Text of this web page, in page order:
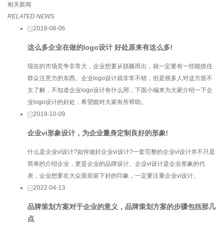
相关新闻
RELATED NEWS
2019-08-06
这么多企业在做的logo设计 好处原来有这么多!
现在的市场竞争非常大，企业想要从脱颖而出，就一定要有一些能抓住
群众注意力的东西。企业logo设计就非常不错，但是很多人对这方面不
太了解，不知道企业logo设计有什么用，下面小编来为大家介绍一下企
业logo设计的好处，希望能对大家有所帮助。
2019-10-09
企业vi形象设计，为企业量身定制良好的形象!
什么是企业vi设计?如何做好企业vi设计?一套完整的企业vi设计并不只是
简单的介绍企业，更是企业的品牌设计。企业vi设计是企业形象的代
表，企业想要在大众面前留下好的印象，一定要注重企业vi设计。
2022-04-13
品牌策划方案对于企业的意义，品牌策划方案的步骤包括那几
点